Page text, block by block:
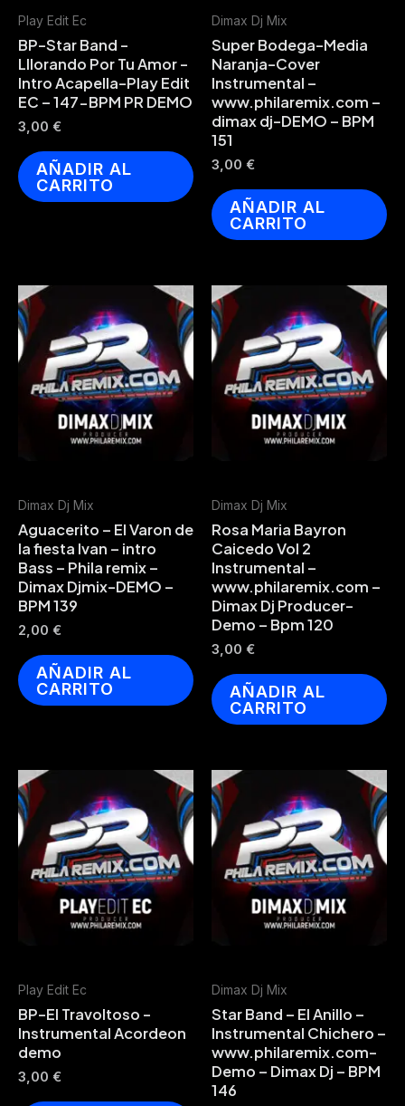
Play Edit Ec
BP-Star Band -
Lllorando Por Tu Amor -
Intro Acapella-Play Edit
EC – 147-BPM PR DEMO
3,00 €
AÑADIR AL
CARRITO
Dimax Dj Mix
Super Bodega-Media
Naranja-Cover
Instrumental –
www.philaremix.com –
dimax dj-DEMO – BPM
151
3,00 €
AÑADIR AL
CARRITO
Dimax Dj Mix
Aguacerito – El Varon de
la fiesta Ivan – intro
Bass – Phila remix –
Dimax Djmix-DEMO –
BPM 139
2,00 €
AÑADIR AL
CARRITO
Dimax Dj Mix
Rosa Maria Bayron
Caicedo Vol 2
Instrumental –
www.philaremix.com –
Dimax Dj Producer-
Demo – Bpm 120
3,00 €
AÑADIR AL
CARRITO
Play Edit Ec
BP-El Travoltoso -
Instrumental Acordeon
demo
3,00 €
Dimax Dj Mix
Star Band – El Anillo –
Instrumental Chichero –
www.philaremix.com-
Demo – Dimax Dj – BPM
146